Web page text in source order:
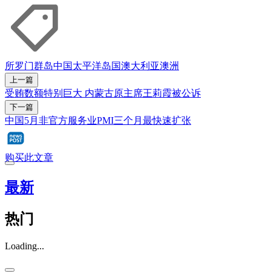
所罗门群岛中国太平洋岛国澳大利亚澳洲
上一篇
受贿数额特别巨大 内蒙古原主席王莉霞被公诉
下一篇
中国5月非官方服务业PMI三个月最快速扩张
购买此文章
最新
热门
Loading...